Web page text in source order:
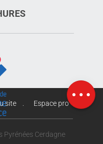
Carte
site Espace pro
Pyrénées Cerdagne